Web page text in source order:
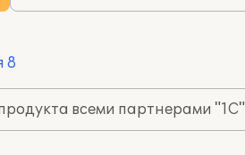
8
всеми партнерами "1С"